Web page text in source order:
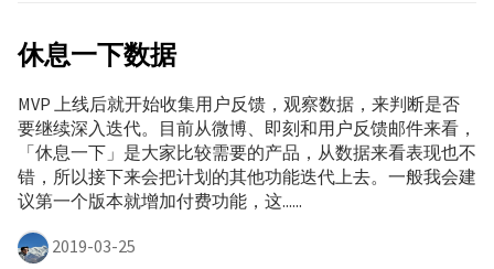
休息一下数据
MVP 上线后就开始收集用户反馈，观察数据，来判断是否
要继续深入迭代。目前从微博、即刻和用户反馈邮件来看，
「休息一下」是大家比较需要的产品，从数据来看表现也不
错，所以接下来会把计划的其他功能迭代上去。一般我会建
议第一个版本就增加付费功能，这......
2019-03-25